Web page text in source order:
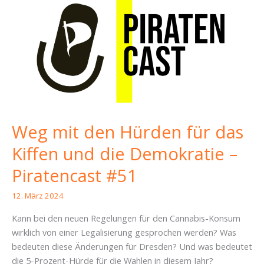
Weg mit den Hürden für das
Kiffen und die Demokratie –
Piratencast #51
12. März 2024
Kann bei den neuen Regelungen für den Cannabis-Konsum
wirklich von einer Legalisierung gesprochen werden? Was
bedeuten diese Änderungen für Dresden? Und was bedeutet
die 5-Prozent-Hürde für die Wahlen in diesem Jahr?